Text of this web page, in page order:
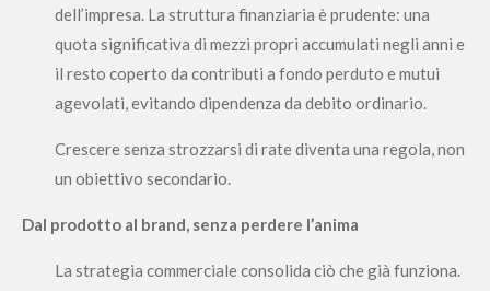
dell’impresa. La struttura finanziaria è prudente: una
quota significativa di mezzi propri accumulati negli anni e
il resto coperto da contributi a fondo perduto e mutui
agevolati, evitando dipendenza da debito ordinario.
Crescere senza strozzarsi di rate diventa una regola, non
un obiettivo secondario.
Dal prodotto al brand, senza perdere l’anima
La strategia commerciale consolida ciò che già funziona.